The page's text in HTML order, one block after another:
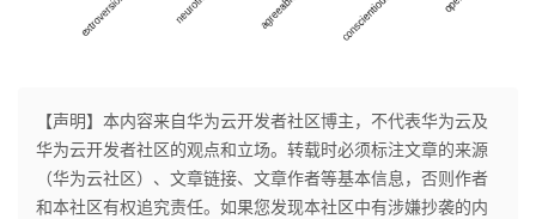
【声明】本内容来自华为云开发者社区博主，不代表华为云及
华为云开发者社区的观点和立场。转载时必须标注文章的来源
（华为云社区）、文章链接、文章作者等基本信息，否则作者
和本社区有权追究责任。如果您发现本社区中有涉嫌抄袭的内